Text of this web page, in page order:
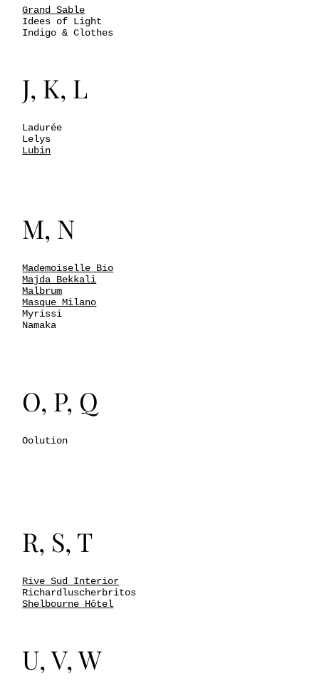
Grand Sable
Idees of Light
Indigo & Clothes
J, K, L
Ladurée
Lelys
Lubin
M, N
Mademoiselle Bio
Majda Bekkali
Malbrum
Masque Milano
Myrissi
Namaka
O, P, Q
Oolution
R, S, T
Rive Sud Interior
Richardluscherbritos
Shelbourne Hôtel
U, V, W